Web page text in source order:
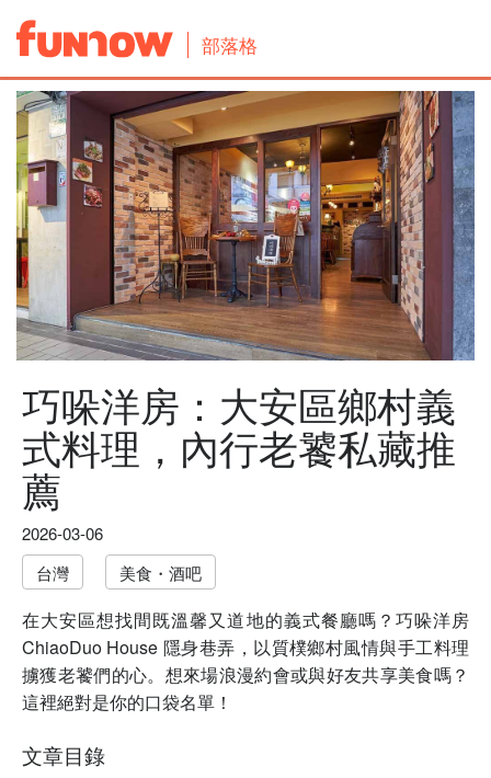
部落格
巧哚洋房：大安區鄉村義
式料理，內行老饕私藏推
薦
2026-03-06
台灣
美食・酒吧
在大安區想找間既溫馨又道地的義式餐廳嗎？巧哚洋房
ChiaoDuo House 隱身巷弄，以質樸鄉村風情與手工料理
擄獲老饕們的心。想來場浪漫約會或與好友共享美食嗎？
這裡絕對是你的口袋名單！
文章目錄